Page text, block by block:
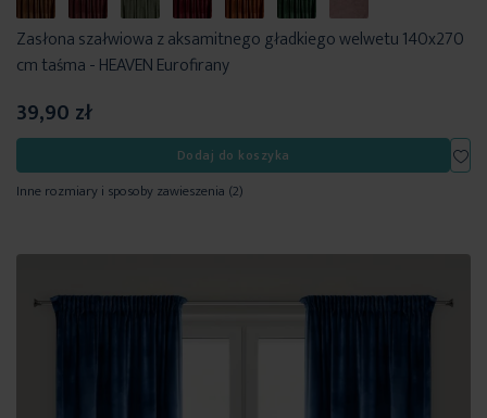
Zasłona szałwiowa z aksamitnego gładkiego welwetu 140x270
cm taśma - HEAVEN Eurofirany
39,90 zł
Dodaj do koszyka
Inne rozmiary i sposoby zawieszenia (2)